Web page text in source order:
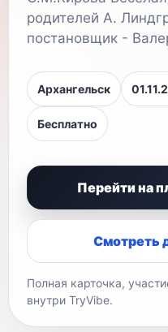
родителей А.
постановщик -
Архангельск
Бесплатно
Перейти на
Смотреть
Полная карточка,
внутри TryVibe.